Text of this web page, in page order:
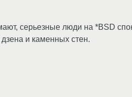
серьезные люди на *BSD
и каменных стен.